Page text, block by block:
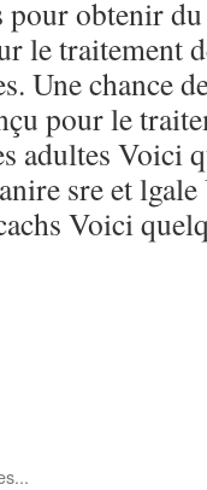
obtenir
le traitement
Une chance
pour le
adultes Voici
sre et
Voici